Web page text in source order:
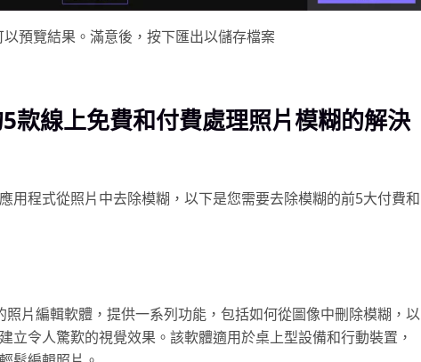
預覽結果。滿意後，按下匯出以儲存檔案
款線上免費和付費處理照片模糊的解決
用程式從照片中去除模糊，以下是您需要去除模糊的前5大付費和
片編輯軟體，提供一系列功能，包括如何從圖像中刪除模糊，以
立令人驚歎的視覺效果。該軟體適用於桌上型設備和行動裝置，